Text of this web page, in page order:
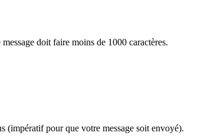
doit faire moins de 1000 caractères.
(impératif pour que votre message soit envoyé).